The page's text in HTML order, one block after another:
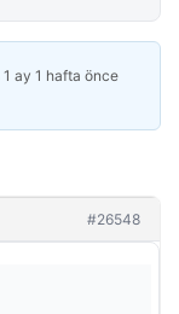
1 ay 1 hafta önce
#26548